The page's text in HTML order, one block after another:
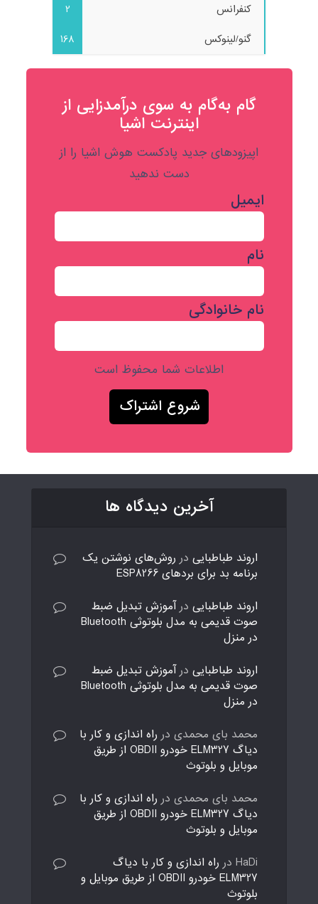
کنفرانس
2
گنو/لینوکس
168
گام به‌گام به‌ سوی درآمدزایی از
اینترنت اشیا
اپیزودهای جدید پادکست هوش اشیا را از
دست ندهید
ایمیل
نام
نام خانوادگی
اطلاعات شما محفوظ است
آخرین دیدگاه ها
اروند طباطبایی در روش‌های نوشتن یک
برنامه بد برای بردهای ESP8266
اروند طباطبایی درآموزش تبدیل ضبط
صوت قدیمی به مدل بلوتوثی Bluetooth
در منزل
اروند طباطبایی درآموزش تبدیل ضبط
صوت قدیمی به مدل بلوتوثی Bluetooth
در منزل
محمد بای محمدی در راه اندازی و کار با
دیاگ ELM327 خودرو OBDII از طریق
موبایل و بلوتوث
محمد بای محمدی در راه اندازی و کار با
دیاگ ELM327 خودرو OBDII از طریق
موبایل و بلوتوث
HaDi در راه اندازی و کار با دیاگ
ELM327 خودرو OBDII از طریق موبایل و
بلوتوث